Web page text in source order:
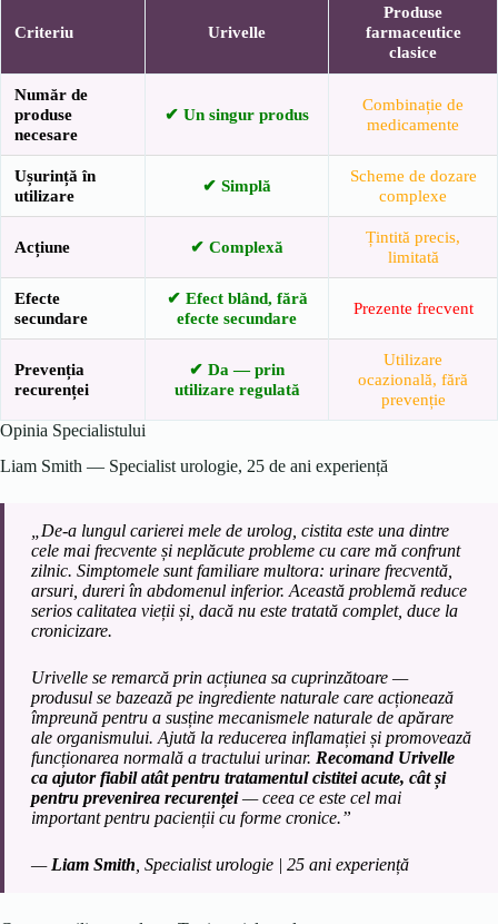
Criteriu Urivelle
Produse
farmaceutice
clasice
Număr de
produse
necesare
✔ Un singur produs
Combinație de
medicamente
Ușurință în
utilizare
✔ Simplă
Scheme de dozare
complexe
Acțiune ✔ Complexă
Țintită precis,
limitată
Efecte
secundare
✔ Efect blând, fără
efecte secundare
Prezente frecvent
Prevenția
recurenței
✔ Da — prin
utilizare regulată
Utilizare
ocazională, fără
prevenție
Opinia Specialistului
Liam Smith — Specialist urologie, 25 de ani experiență
„De-a lungul carierei mele de urolog, cistita este una dintre
cele mai frecvente și neplăcute probleme cu care mă confrunt
zilnic. Simptomele sunt familiare multora: urinare frecventă,
arsuri, dureri în abdomenul inferior. Această problemă reduce
serios calitatea vieții și, dacă nu este tratată complet, duce la
cronicizare.
Urivelle se remarcă prin acțiunea sa cuprinzătoare —
produsul se bazează pe ingrediente naturale care acționează
împreună pentru a susține mecanismele naturale de apărare
ale organismului. Ajută la reducerea inflamației și promovează
funcționarea normală a tractului urinar. Recomand Urivelle
ca ajutor fiabil atât pentru tratamentul cistitei acute, cât și
pentru prevenirea recurenței— ceea ce este cel mai
important pentru pacienții cu forme cronice.”
— Liam Smith , Specialist urologie | 25 ani experiență